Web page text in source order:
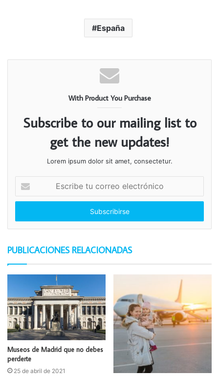
España
With Product You Purchase
Subscribe to our mailing list to
get the new updates!
Lorem ipsum dolor sit amet, consectetur.
correo
PUBLICACIONES RELACIONADAS
Museos de Madrid que no debes
perderte
25 de abril de 2021